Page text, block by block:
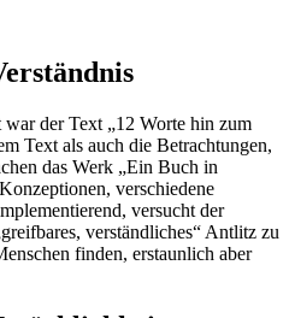
der Text „12 Worte hin zum
Text als auch die Betrachtungen,
das Werk „Ein Buch in
verschiedene
versucht der
verständliches“ Antlitz zu
finden, erstaunlich aber